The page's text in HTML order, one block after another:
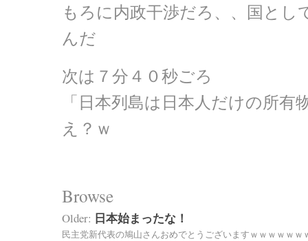
もろに内政干渉だろ、、国とし
んだ
次は７分４０秒ごろ
「日本列島は日本人だけの所有
え？ｗ
Browse
Older: 日本始まったな！
民主党新代表の鳩山さんおめでとうございますｗｗｗｗｗｗ